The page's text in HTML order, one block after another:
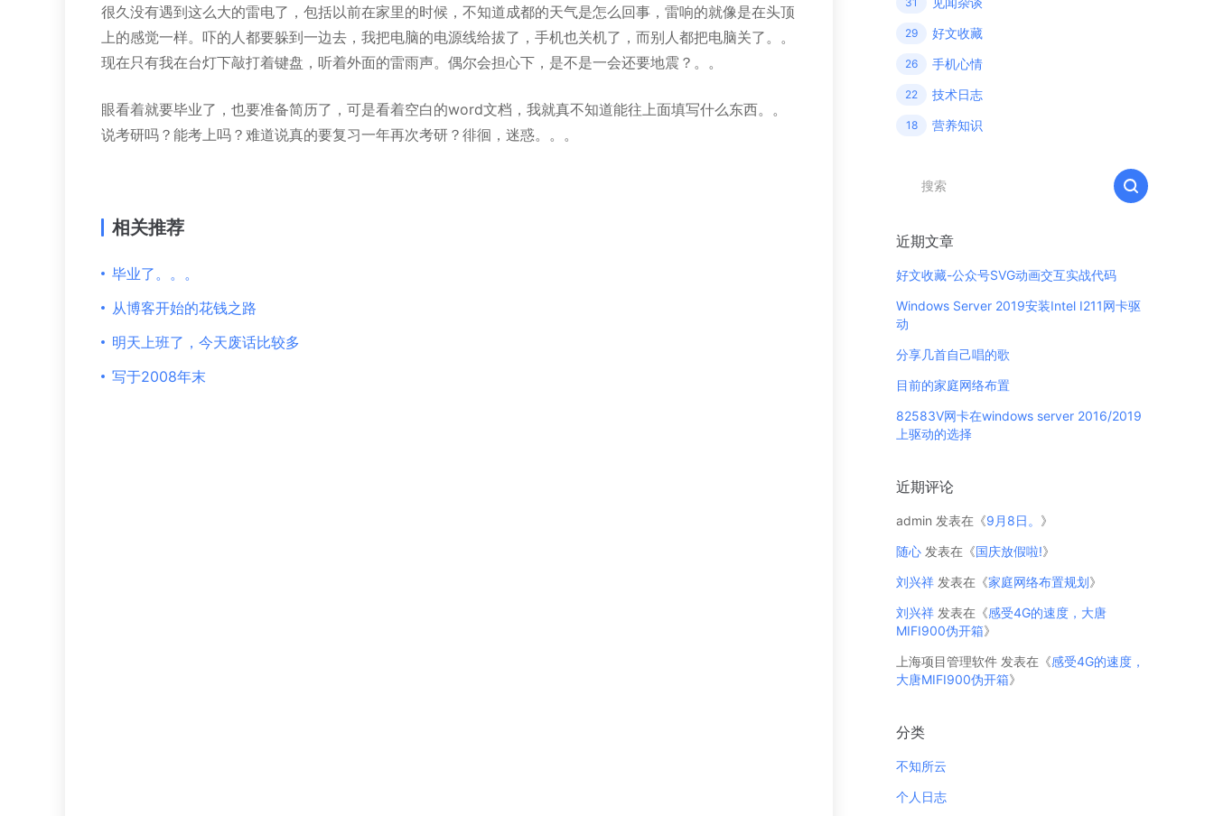
很久没有遇到这么大的雷电了，包括以前在家里的时候，不知道成都的天气是怎么回事，雷响的就像是在头顶
上的感觉一样。吓的人都要躲到一边去，我把电脑的电源线给拔了，手机也关机了，而别人都把电脑关了。。
现在只有我在台灯下敲打着键盘，听着外面的雷雨声。偶尔会担心下，是不是一会还要地震？。。
眼看着就要毕业了，也要准备简历了，可是看着空白的word文档，我就真不知道能往上面填写什么东西。。
说考研吗？能考上吗？难道说真的要复习一年再次考研？徘徊，迷惑。。。
相关推荐
毕业了。。。
从博客开始的花钱之路
明天上班了，今天废话比较多
写于2008年末
29 好文收藏
26 手机心情
22 技术日志
18 营养知识
近期文章
好文收藏-公众号SVG动画交互实战代码
Windows Server 2019安装Intel I211网卡驱
动
分享几首自己唱的歌
目前的家庭网络布置
82583V网卡在windows server 2016/2019
上驱动的选择
近期评论
admin 发表在《9月8日。 》
随心 发表在《国庆放假啦!》
刘兴祥 发表在《家庭网络布置规划》
刘兴祥 发表在《感受4G的速度，大唐
MIFI900伪开箱》
上海项目管理软件 发表在《感受4G的速度，
大唐MIFI900伪开箱》
分类
不知所云
个人日志